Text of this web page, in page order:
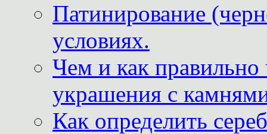
Патинирование
условиях.
Чем и как
украшения с
Как определить